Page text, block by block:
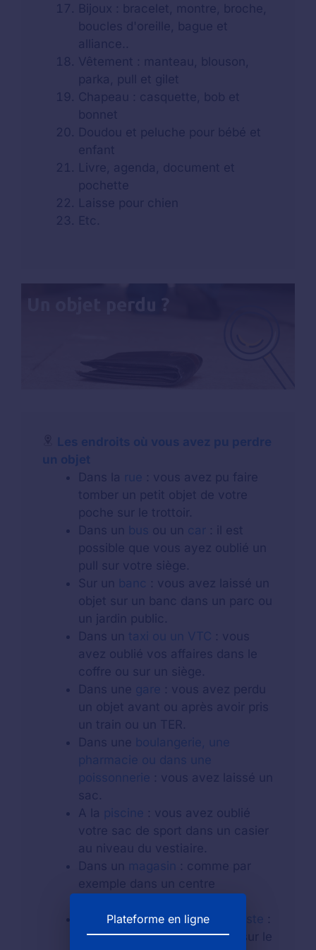
Bijoux : bracelet, montre, broche,
boucles d'oreille, bague et
alliance..
Vêtement : manteau, blouson,
parka, pull et gilet
Chapeau : casquette, bob et
bonnet
Doudou et peluche pour bébé et
enfant
Livre, agenda, document et
pochette
Laisse pour chien
Etc.
Les endroits où vous avez pu perdre
un objet
Dans la rue : vous avez pu faire
tomber un petit objet de votre
poche sur le trottoir.
Dans un bus ou un car : il est
possible que vous ayez oublié un
pull sur votre siège.
Sur un banc : vous avez laissé un
objet sur un banc dans un parc ou
un jardin public.
Dans un taxi ou un VTC : vous
avez oublié vos affaires dans le
coffre ou sur un siège.
Dans une gare : vous avez perdu
un objet avant ou après avoir pris
un train ou un TER.
Dans une boulangerie, une
pharmacie ou dans une
poissonnerie : vous avez laissé un
sac.
A la piscine : vous avez oublié
votre sac de sport dans un casier
au niveau du vestiaire.
Dans un magasin : comme par
exemple dans un centre
Au guichet d'unbureau de poste :
vous avez laissé votre objet sur le
Plateforme en ligne